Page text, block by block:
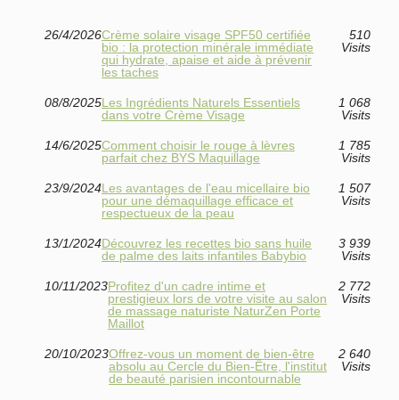
26/4/2026Crème solaire visage SPF50 certifiée
bio : la protection minérale immédiate
qui hydrate, apaise et aide à prévenir
les taches
510
Visits
08/8/2025Les Ingrédients Naturels Essentiels
dans votre Crème Visage
1 068
Visits
14/6/2025Comment choisir le rouge à lèvres
parfait chez BYS Maquillage
1 785
Visits
23/9/2024Les avantages de l'eau micellaire bio
pour une démaquillage efficace et
respectueux de la peau
1 507
Visits
13/1/2024Découvrez les recettes bio sans huile
de palme des laits infantiles Babybio
3 939
Visits
10/11/2023Profitez d'un cadre intime et
prestigieux lors de votre visite au salon
de massage naturiste NaturZen Porte
Maillot
2 772
Visits
20/10/2023Offrez-vous un moment de bien-être
absolu au Cercle du Bien-Être, l'institut
de beauté parisien incontournable
2 640
Visits